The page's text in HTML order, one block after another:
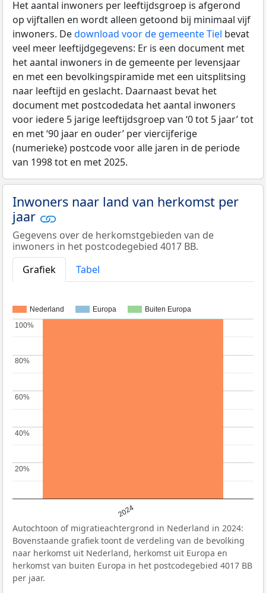
Het aantal inwoners per leeftijdsgroep is afgerond
op vijftallen en wordt alleen getoond bij minimaal vijf
inwoners. Dedownload voor de gemeente Tiel bevat
veel meer leeftijdgegevens: Er is een document met
het aantal inwoners in de gemeente per levensjaar
en met een bevolkingspiramide met een uitsplitsing
naar leeftijd en geslacht. Daarnaast bevat het
document met postcodedata het aantal inwoners
voor iedere 5 jarige leeftijdsgroep van ‘0 tot 5 jaar’ tot
en met ‘90 jaar en ouder’ per viercijferige
(numerieke) postcode voor alle jaren in de periode
van 1998 tot en met 2025.
Inwoners naar land van herkomst per
jaar
Gegevens over de herkomstgebieden van de
inwoners in het postcodegebied 4017 BB.
Grafiek
Tabel
Nederland Europa Buiten Europa
2024
20%
20%
40%
40%
60%
60%
80%
80%
100%
100%
Autochtoon of migratieachtergrond in Nederland in 2024:
Bovenstaande grafiek toont de verdeling van de bevolking
naar herkomst uit Nederland, herkomst uit Europa en
herkomst van buiten Europa in het postcodegebied 4017 BB
per jaar.